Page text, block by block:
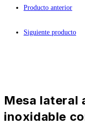
Producto anterior
Siguiente producto
mesa lateral austien – acero
inoxidable